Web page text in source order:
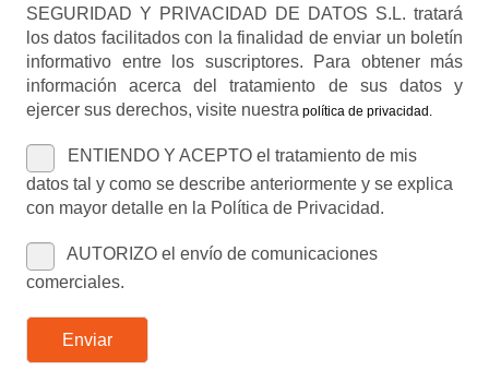
SEGURIDAD Y PRIVACIDAD DE DATOS S.L. tratará
los datos facilitados con la finalidad de enviar un boletín
informativo entre los suscriptores. Para obtener más
información acerca del tratamiento de sus datos y
ejercer sus derechos, visite nuestra política de privacidad
ENTIENDO Y ACEPTO el tratamiento de mis
datos tal y como se describe anteriormente y se explica
con mayor detalle en la Política de Privacidad.
AUTORIZO el envío de comunicaciones
comerciales.
Enviar